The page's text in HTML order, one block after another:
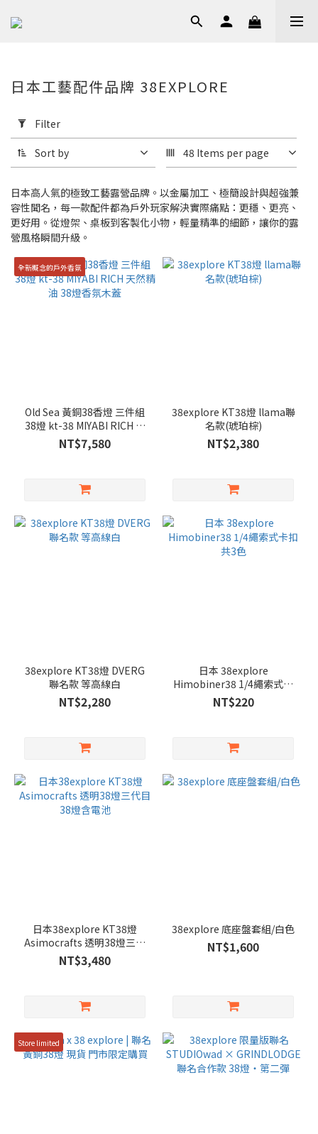
Filter
(0/20)
Range
(NT$)
~
日本工藝配件品牌 38EXPLORE
Filter
Sort by 48 Items per page
日本高人氣的極致工藝露營品牌。以金屬加工、極簡設計與超強兼
容性聞名，每一款配件都為戶外玩家解決實際痛點：更穩、更亮、
更好用。從燈架、桌板到客製化小物，輕量精準的細節，讓你的露
營風格瞬間升級。
全新概念的戶外香氛
Old Sea 黃銅38香燈 三件組
38燈 kt-38 MIYABI RICH 天
然精油 38燈香氛木蓋
NT$7,580
38explore KT38燈 llama聯
名款(琥珀棕)
NT$2,380
38explore KT38燈 DVERG
聯名款 等高線白
NT$2,280
日本 38explore
Himobiner38 1/4繩索式卡
扣 共3色
NT$220
日本38explore KT38燈
Asimocrafts 透明38燈三代
目 38燈含電池
NT$3,480
38explore 底座盤套組/白色
NT$1,600
Store limited